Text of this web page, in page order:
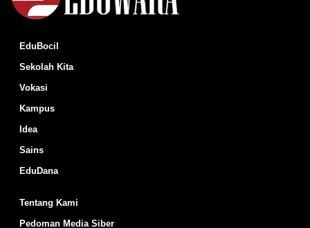
EduBocil
Sekolah Kita
Vokasi
Kampus
Idea
Sains
EduDana
Tentang Kami
Pedoman Media Siber